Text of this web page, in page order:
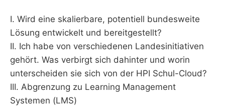
I. Wird eine skalierbare, potentiell bundesweite
Lösung entwickelt und bereitgestellt?
II. Ich habe von verschiedenen Landesinitiativen
gehört. Was verbirgt sich dahinter und worin
unterscheiden sie sich von der HPI Schul-Cloud?
III. Abgrenzung zu Learning Management
Systemen (LMS)